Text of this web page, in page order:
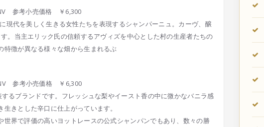
参考小売価格 ￥6,300
現代を美しく生きる女性たちを表現するシャンパーニュ。カーヴ、醸
。当主エリック氏の信頼するアヴィズを中心とした村の生産者たちの
特徴が異なる様々な畑から生まれるぶ
参考小売価格 ￥6,300
るブランドです。フレッシュな梨やイースト香の中に微かなバニラ感
生きとした辛口に仕上がっています。
世界で評価の高いヨットレースの公式シャンパンでもあり、数々の勝